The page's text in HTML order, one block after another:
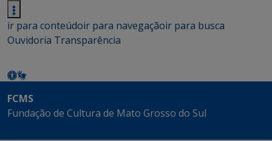
ir para conteúdoir para navegaçãoir para busca
Ouvidoria Transparência
FCMS
Fundação de Cultura de Mato Grosso do Sul